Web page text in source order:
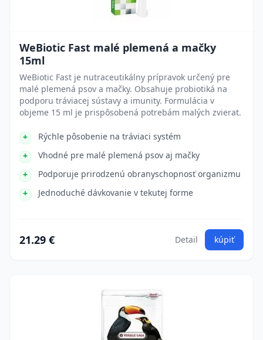
WeBiotic Fast malé plemená a mačky
15ml
WeBiotic Fast je nutraceutikálny prípravok určený pre
malé plemená psov a mačky. Obsahuje probiotiká na
podporu tráviacej sústavy a imunity. Formulácia v
objeme 15 ml je prispôsobená potrebám malých zvierat.
Rýchle pôsobenie na tráviaci systém
Vhodné pre malé plemená psov aj mačky
Podporuje prirodzenú obranyschopnosť organizmu
Jednoduché dávkovanie v tekutej forme
21.29 € Detail kúpiť